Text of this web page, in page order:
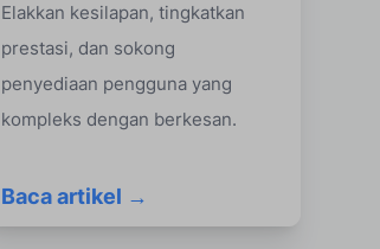
Elakkan kesilapan, tingkatkan
prestasi, dan sokong
penyediaan pengguna yang
kompleks dengan berkesan.
Baca artikel →